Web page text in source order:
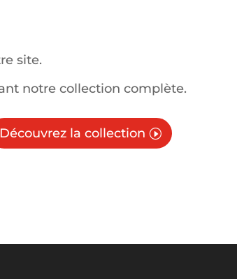
site.
notre collection complète.
Découvrez la collection